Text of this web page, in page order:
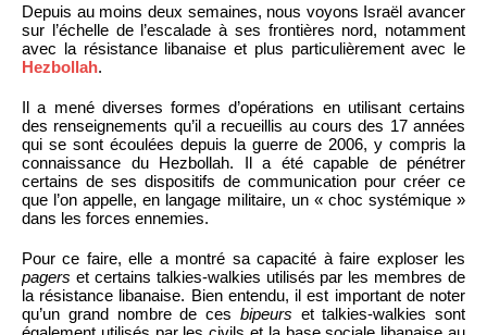
Depuis au moins deux semaines, nous voyons Israël avancer
sur l’échelle de l’escalade à ses frontières nord, notamment
avec la résistance libanaise et plus particulièrement avec le
Hezbollah.
Il a mené diverses formes d’opérations en utilisant certains
des renseignements qu’il a recueillis au cours des 17 années
qui se sont écoulées depuis la guerre de 2006, y compris la
connaissance du Hezbollah. Il a été capable de pénétrer
certains de ses dispositifs de communication pour créer ce
que l’on appelle, en langage militaire, un « choc systémique »
dans les forces ennemies.
Pour ce faire, elle a montré sa capacité à faire exploser les
pagers et certains talkies-walkies utilisés par les membres de
la résistance libanaise. Bien entendu, il est important de noter
qu’un grand nombre de ces bipeurs et talkies-walkies sont